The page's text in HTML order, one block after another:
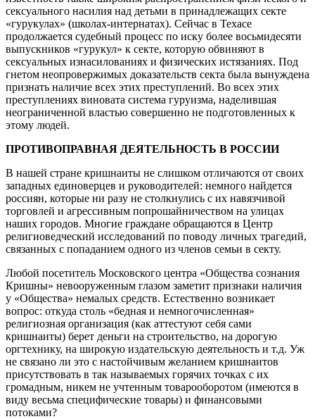
сексуального насилия над детьми в принадлежащих секте
«гурукулах» (школах-интернатах). Сейчас в Техасе
продолжается судебный процесс по иску более восьмидесяти
выпускников «гурукул» к секте, которую обвиняют в
сексуальных изнасилованиях и физических истязаниях. Под
гнетом неопровержимых доказательств секта была вынуждена
признать наличие всех этих преступлений. Во всех этих
преступлениях виновата система гуруизма, наделившая
неограниченной властью совершенно не подготовленных к
этому людей.
ПРОТИВОПРАВНАЯ ДЕЯТЕЛЬНОСТЬ В РОССИИ
В нашей стране кришнаиты не слишком отличаются от своих
западных единоверцев и руководителей: немного найдется
россиян, которые ни разу не столкнулись с их навязчивой
торговлей и агрессивным попрошайничеством на улицах
наших городов. Многие граждане обращаются в Центр
религиоведческий исследований по поводу личных трагедий,
связанных с попаданием одного из членов семьи в секту.
Любой посетитель Московского центра «Общества сознания
Кришны» невооруженным глазом заметит признаки наличия
у «Общества» немалых средств. Естественно возникает
вопрос: откуда столь «бедная и немногочисленная»
религиозная организация (как аттестуют себя сами
кришнаиты) берет деньги на строительство, на дорогую
оргтехнику, на широкую издательскую деятельность и т.д. Уж
не связано ли это с настойчивым желанием кришнаитов
присутствовать в так называемых горячих точках с их
громадным, никем не учтенным товарооборотом (имеются в
виду весьма специфические товары) и финансовыми
потоками?